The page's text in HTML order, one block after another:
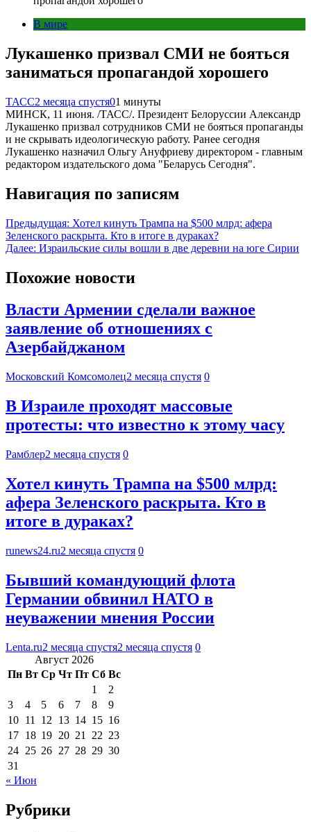
В мире
Лукашенко призвал СМИ не бояться
заниматься пропагандой хорошего
ТАСС2 месяца спустя01 минуты
МИНСК, 11 июня. /ТАСС/. Президент Белоруссии Александр
Лукашенко призвал сотрудников СМИ не бояться пропаганды
и не скрывать идеологическую работу. Ранее сегодня
Лукашенко назначил Ольгу Ануфриеву директором - главным
редактором издательского дома "Беларусь Сегодня".
Навигация по записям
Предыдущая: Хотел кинуть Трампа на $500 млрд: афера
Зеленского раскрыта. Кто в итоге в дураках?
Далее: Израильские силы вошли в две деревни на юге Сирии
Похожие новости
Власти Армении сделали важное
заявление об отношениях с
Азербайджаном
Московский Комсомолец2 месяца спустя 0
В Израиле проходят массовые
протесты: что известно к этому часу
Рамблер2 месяца спустя 0
Хотел кинуть Трампа на $500 млрд:
афера Зеленского раскрыта. Кто в
итоге в дураках?
runews24.ru2 месяца спустя 0
Бывший командующий флота
Германии обвинил НАТО в
неуважении мнения России
Lenta.ru2 месяца спустя2 месяца спустя 0
Август 2026
Пн Вт Ср Чт Пт Сб Вс
1
2
3
4 5 6 7 8
9
10 11 12 13 14 15 16
17 18 19 20 21 22 23
24 25 26 27 28 29 30
31
« Июн
Рубрики